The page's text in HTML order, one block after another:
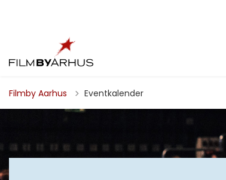
Filmby Aarhus Eventkalender